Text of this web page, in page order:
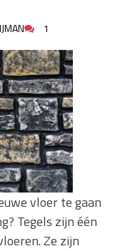
1
vloer te gaan
Tegels zijn één
Ze zijn